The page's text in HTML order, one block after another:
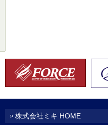
株式会社ミキ HOME